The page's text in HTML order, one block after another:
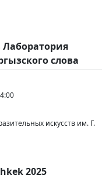
слова
искусств им. Г.
2025